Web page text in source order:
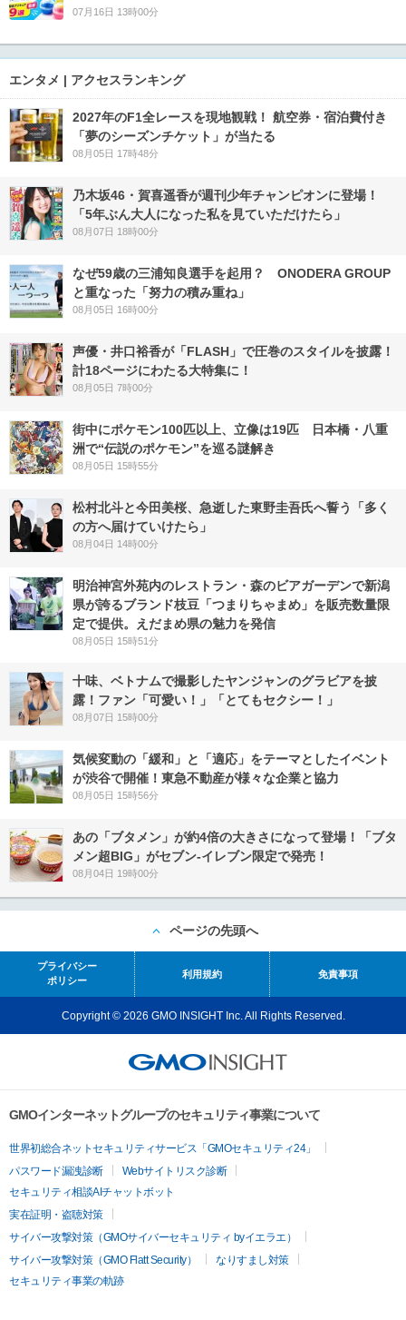
07月16日 13時00分
エンタメ | アクセスランキング
2027年のF1全レースを現地観戦！ 航空券・宿泊費付き
「夢のシーズンチケット」が当たる
08月05日 17時48分
乃木坂46・賀喜遥香が週刊少年チャンピオンに登場！
「5年ぶん大人になった私を見ていただけたら」
08月07日 18時00分
なぜ59歳の三浦知良選手を起用？ ONODERA GROUP
と重なった「努力の積み重ね」
08月05日 16時00分
声優・井口裕香が「FLASH」で圧巻のスタイルを披露！
計18ページにわたる大特集に！
08月05日 7時00分
街中にポケモン100匹以上、立像は19匹 日本橋・八重
洲で“伝説のポケモン”を巡る謎解き
08月05日 15時55分
松村北斗と今田美桜、急逝した東野圭吾氏へ誓う「多く
の方へ届けていけたら」
08月04日 14時00分
明治神宮外苑内のレストラン・森のビアガーデンで新潟
県が誇るブランド枝豆「つまりちゃまめ」を販売数量限
定で提供。えだまめ県の魅力を発信
08月05日 15時51分
十味、ベトナムで撮影したヤンジャンのグラビアを披
露！ファン「可愛い！」「とてもセクシー！」
08月07日 15時00分
気候変動の「緩和」と「適応」をテーマとしたイベント
が渋谷で開催！東急不動産が様々な企業と協力
08月05日 15時56分
あの「ブタメン」が約4倍の大きさになって登場！「ブタ
メン超BIG」がセブン‐イレブン限定で発売！
08月04日 19時00分
ページの先頭へ
プライバシー
ポリシー
利用規約 免責事項
Copyright © 2026 GMO INSIGHT Inc. All Rights Reserved.
GMOインターネットグループのセキュリティ事業について
世界初総合ネットセキュリティサービス「GMOセキュリティ24」
パスワード漏洩診断
Webサイトリスク診断
セキュリティ相談AIチャットボット
実在証明・盗聴対策
サイバー攻撃対策（GMOサイバーセキュリティ byイエラエ）
サイバー攻撃対策（GMO Flatt Security）
なりすまし対策
セキュリティ事業の軌跡